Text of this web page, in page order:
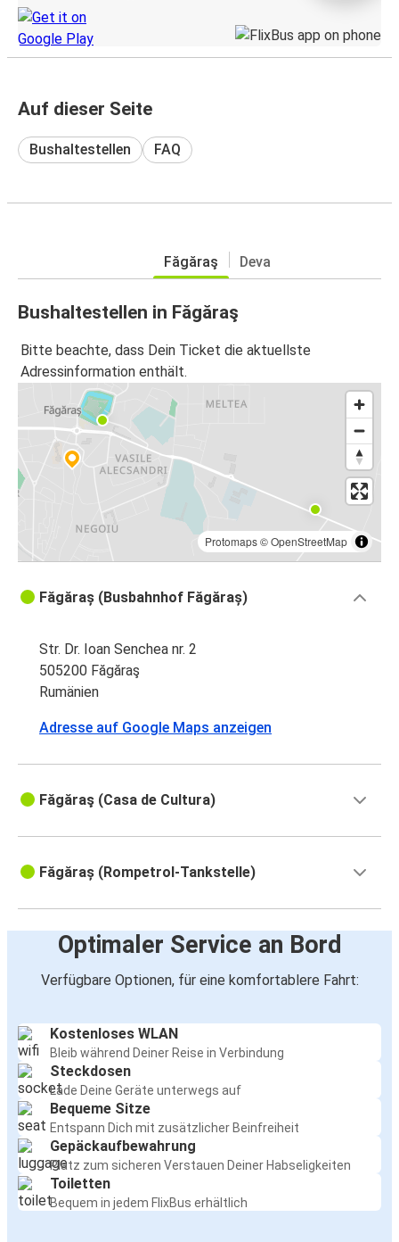
Auf dieser Seite
Bushaltestellen FAQ
Făgăraş Deva
Bushaltestellen in Făgăraş
Bitte beachte, dass Dein Ticket die aktuellste
Adressinformation enthält.
Protomaps©OpenStreetMap
Făgăraș (Busbahnhof Făgăraș)
Str. Dr. Ioan Senchea nr. 2
505200 Făgăraş
Rumänien
Adresse auf Google Maps anzeigen
Făgăraş (Casa de Cultura)
Făgăraș (Rompetrol-Tankstelle)
Optimaler Service an Bord
Verfügbare Optionen, für eine komfortablere Fahrt:
Kostenloses WLAN
Bleib während Deiner Reise in Verbindung
Steckdosen
Lade Deine Geräte unterwegs auf
Bequeme Sitze
Entspann Dich mit zusätzlicher Beinfreiheit
Gepäckaufbewahrung
Platz zum sicheren Verstauen Deiner Habseligkeiten
Toiletten
Bequem in jedem FlixBus erhältlich